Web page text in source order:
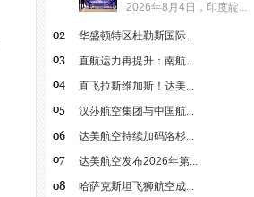
2026年8月4日，印度靛...
华盛顿特区杜勒斯国际...
直航运力再提升：南航...
直飞拉斯维加斯！达美...
汉莎航空集团与中国航...
达美航空持续加码洛杉...
达美航空发布2026年第...
哈萨克斯坦飞狮航空成...